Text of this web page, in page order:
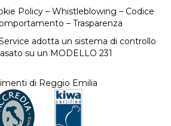
Policy – Whistleblowing – Codice
– Trasparenza
adotta un sistema di controllo
su un MODELLO 231
di Reggio Emilia